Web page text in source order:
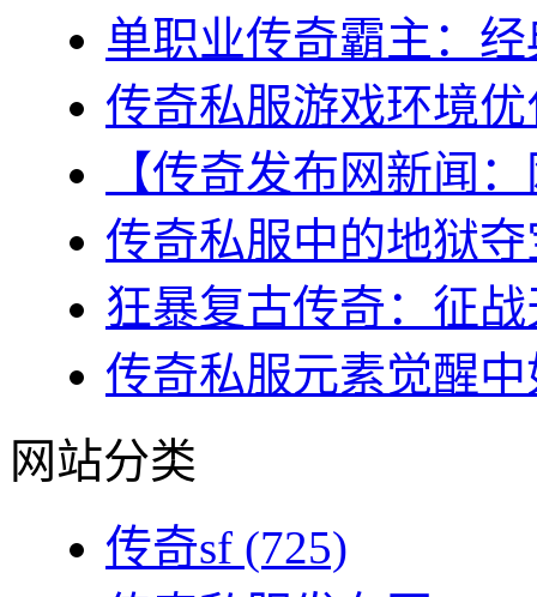
单职业传奇霸主：
传奇私服游戏环境
【传奇发布网新闻
传奇私服中的地狱
狂暴复古传奇：征
传奇私服元素觉醒
网站分类
传奇sf (725)